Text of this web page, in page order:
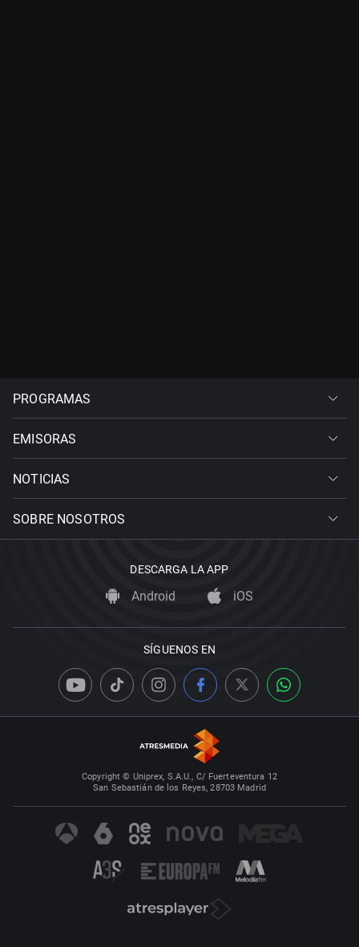
PROGRAMAS
EMISORAS
NOTICIAS
SOBRE NOSOTROS
DESCARGA LA APP
Android iOS
SÍGUENOS EN
Copyright © Uniprex, S.A.U., C/ Fuerteventura 12
San Sebastián de los Reyes, 28703 Madrid